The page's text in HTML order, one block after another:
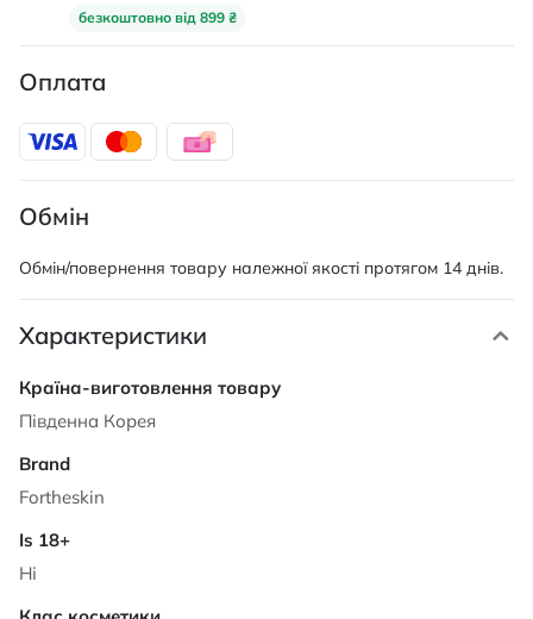
безкоштовно від 899 ₴
Оплата
Обмін
Обмін/повернення товару належної якості протягом 14 днів.
Характеристики
Характеристики
Південна Корея
Fortheskin
Ні